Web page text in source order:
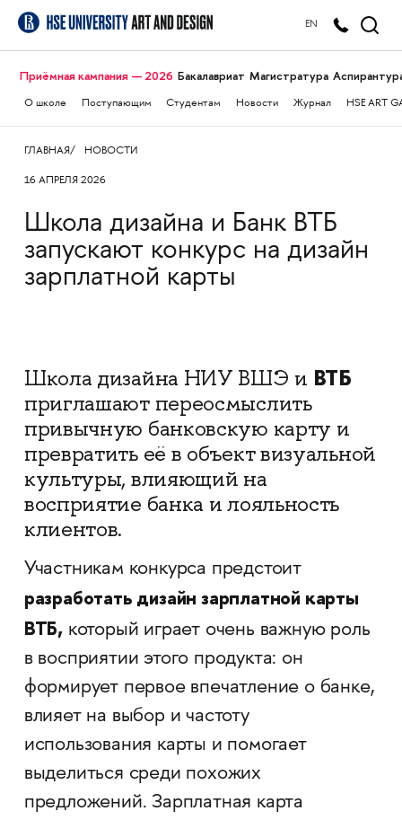
EN
Приёмная кампания — 2026 Бакалавриат Магистратура
О школе Поступающим Студентам Новости Журнал HSE ART
ГЛАВНАЯ НОВОСТИ
16 АПРЕЛЯ 2026
Школа дизайна и Банк ВТБ
запускают конкурс на дизайн
зарплатной карты
Школа дизайна НИУ ВШЭ и ВТБ
приглашают переосмыслить
привычную банковскую карту и
превратить её в объект визуальной
культуры, влияющий на
восприятие банка и лояльность
клиентов.
Участникам конкурса предстоит
разработать дизайн зарплатной карты
ВТБ, который играет очень важную роль
в восприятии этого продукта: он
формирует первое впечатление о банке,
влияет на выбор и частоту
использования карты и помогает
выделиться среди похожих
предложений. Зарплатная карта